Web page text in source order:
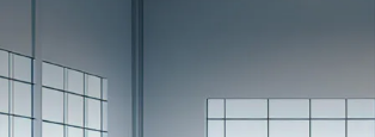
humedad
Cámara de prueba de Benchtop